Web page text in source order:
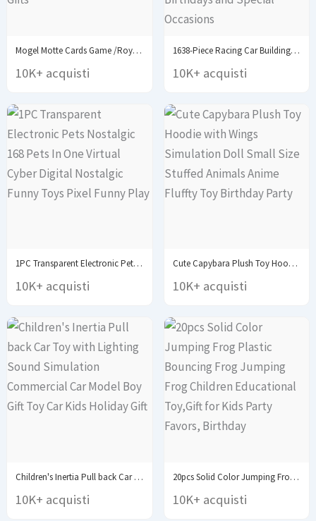
Mogel Motte Cards Game /Royal Xiaoqiang Board Game...
10K+ acquisti
1638-Piece Racing Car Building Block Set - High-Quality...
10K+ acquisti
1PC Transparent Electronic Pets Nostalgic 168 Pets In...
10K+ acquisti
Cute Capybara Plush Toy Hoodie with Wings Simulation...
10K+ acquisti
Children's Inertia Pull back Car Toy with Lighting...
10K+ acquisti
20pcs Solid Color Jumping Frog Plastic Bouncing Frog...
10K+ acquisti